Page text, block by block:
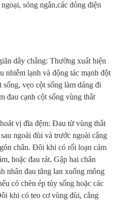
sóng ngắn,các dòng điện
dây chằng: Thường xuất hiện
nhiễm lạnh và động tác mạnh đột
vẹo cột sống làm dáng đi
đau cạnh cột sống vùng thắt
vị đĩa đệm: Đau từ vùng thắt
ngoài đùi và trước ngoài cẳng
chân. Đôi khi có rối loạn cảm
hoặc đau rát. Gập hai chân
nhân đau tăng lan xuống mông
có chèn ép tủy sống hoặc các
khi có teo cơ vùng đùi, cẳng